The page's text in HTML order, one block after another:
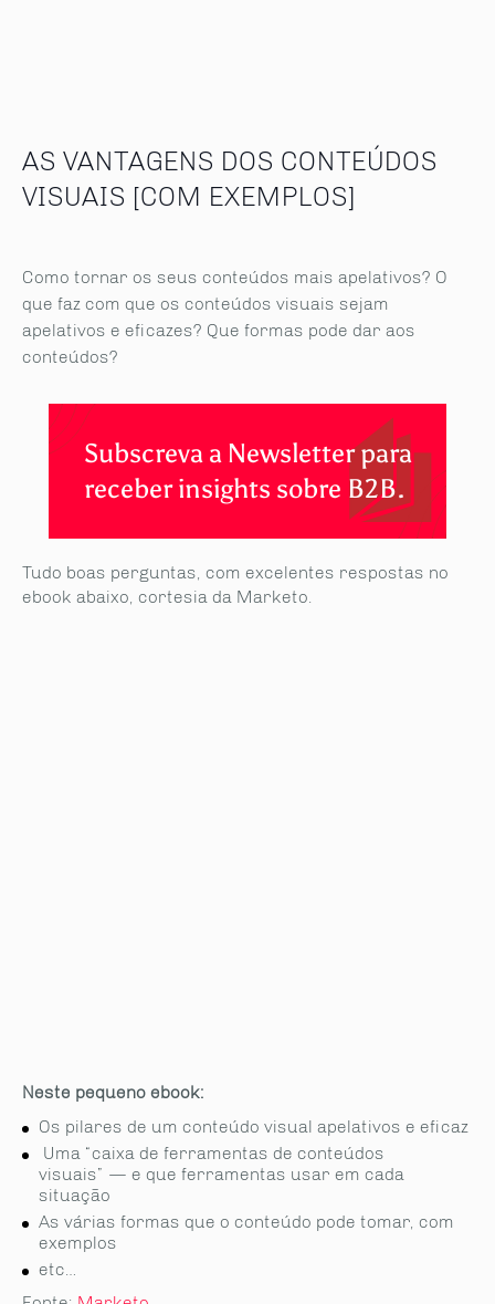
AS VANTAGENS DOS CONTEÚDOS
VISUAIS [COM EXEMPLOS]
Como tornar os seus conteúdos mais apelativos? O
que faz com que os conteúdos visuais sejam
apelativos e eficazes? Que formas pode dar aos
conteúdos?
Subscreva a Newsletter para
receber insights sobre B2B.
Tudo boas perguntas, com excelentes respostas no
ebook abaixo, cortesia da Marketo.
Neste pequeno ebook:
Os pilares de um conteúdo visual apelativos e eficaz
Uma “caixa de ferramentas de conteúdos
visuais” — e que ferramentas usar em cada
situação
As várias formas que o conteúdo pode tomar, com
exemplos
etc…